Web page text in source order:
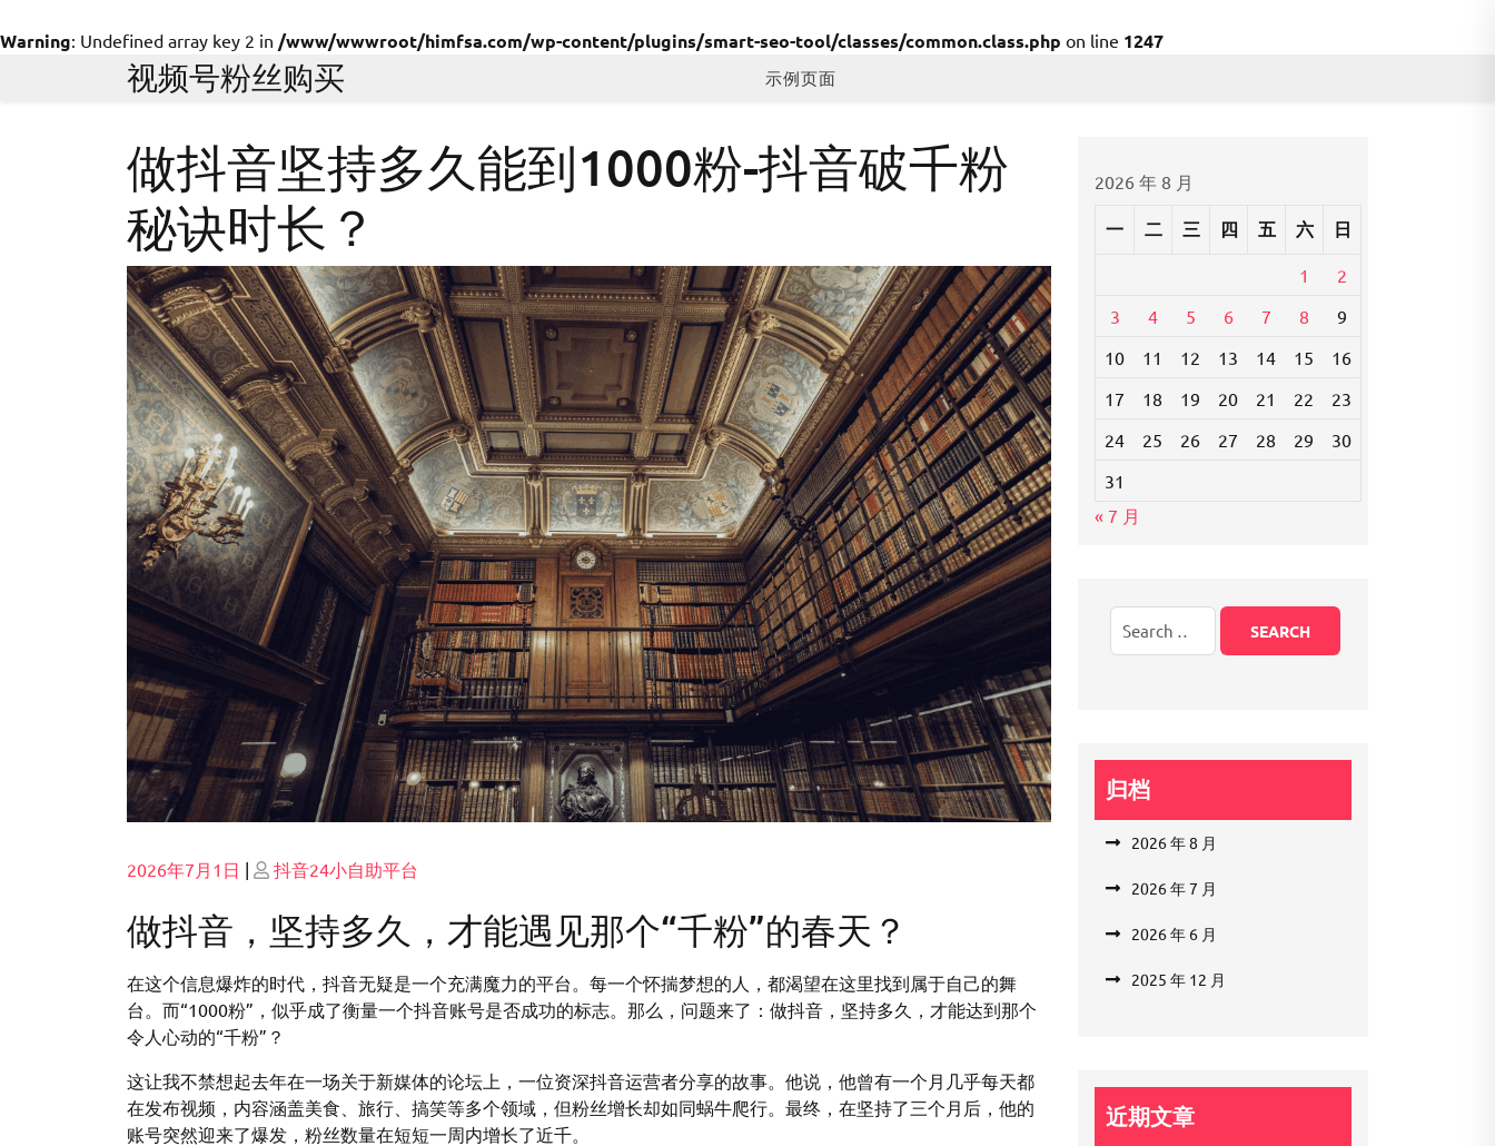
Warning: Undefined array key 2 in /www/wwwroot/himfsa.com/wp-content/plugins/smart-seo-tool/classes/common.class.php on line 1247
视频号粉丝购买 示例页面
做抖音坚持多久能到1000粉-抖音破千粉
秘诀时长？
Posted
2026年7月1日 | Posted
抖音24小自助平台
做抖音，坚持多久，才能遇见那个“千粉”的春天？
在这个信息爆炸的时代，抖音无疑是一个充满魔力的平台。每一个怀揣梦想的人，都渴望在这里找到属于自己的舞
台。而“1000粉”，似乎成了衡量一个抖音账号是否成功的标志。那么，问题来了：做抖音，坚持多久，才能达到那个
令人心动的“千粉”？
这让我不禁想起去年在一场关于新媒体的论坛上，一位资深抖音运营者分享的故事。他说，他曾有一个月几乎每天都
在发布视频，内容涵盖美食、旅行、搞笑等多个领域，但粉丝增长却如同蜗牛爬行。最终，在坚持了三个月后，他的
账号突然迎来了爆发，粉丝数量在短短一周内增长了近千。
2026 年 8 月
一 二 三 四 五 六 日
1
2
3
4 5 6 7 8
9
10
11 12 13 14 15
16
17
18 19 20 21 22
23
24
25 26 27 28 29
30
31
« 7 月
归档
2026 年 8 月
2026 年 7 月
2026 年 6 月
2025 年 12 月
近期文章